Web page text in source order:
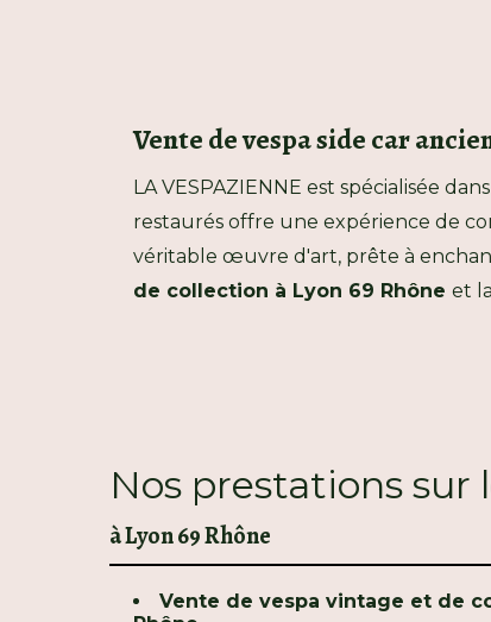
Vente de vespa side car
LA VESPAZIENNE est spécialisée
restaurés offre une expérience de
véritable œuvre d'art, prête à
de collection à Lyon 69 Rhône et
Nos prestations sur
à Lyon 69 Rhône
Vente de vespa vintage et de